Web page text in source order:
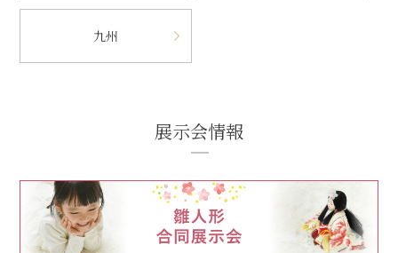
九州
展示会情報